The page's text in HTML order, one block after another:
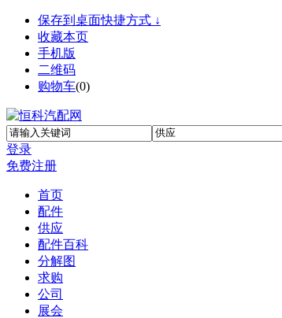
保存到桌面快捷方式 ↓
收藏本页
手机版
二维码
购物车(0)
登录
免费注册
首页
配件
供应
配件百科
分解图
求购
公司
展会